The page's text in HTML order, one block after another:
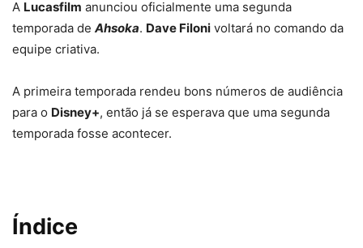
A Lucasfilm anunciou oficialmente uma segunda
temporada de Ahsoka. Dave Filoni voltará no comando da
equipe criativa.
A primeira temporada rendeu bons números de audiência
para o Disney+, então já se esperava que uma segunda
temporada fosse acontecer.
Índice